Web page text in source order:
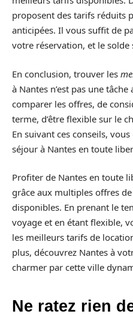
proposent des tarifs réduits
anticipées. Il vous suffit de
votre réservation, et le solde
En conclusion, trouver les
à Nantes n’est pas une
comparer les offres, de
terme, d’être flexible sur le
En suivant ces conseils,
séjour à Nantes en toute
Profiter de Nantes en toute
grâce aux multiples offres
disponibles. En prenant le
voyage et en étant flexible,
les meilleurs tarifs de
plus, découvrez Nantes à
charmer par cette ville
Ne ratez rien